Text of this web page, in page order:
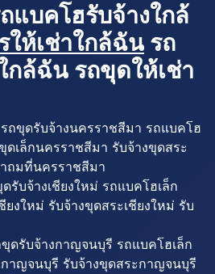
แบคโฮรับจ้างใกล้
ให้เช่าใกล้ฉัน รถ
กล้ฉัน รถขุดให้เช่า
ถขุดรับจ้างนครราชสีมา รถแบคโฮ
ดเล็กนครราชสีมา รับจ้างขุดสระ
ถมที่นครราชสีมา
รับจ้างเชียงใหม่ รถแบคโฮเล็ก
ยงใหม่ รับจ้างขุดสระเชียงใหม่ รับ
ดรับจ้างกาญจนบุรี รถแบคโฮเล็ก
าญจนบุรี รับจ้างขุดสระกาญจนบุรี